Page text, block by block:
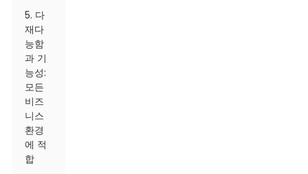
5. 다
재다
능함
과 기
능성:
모든
비즈
니스
환경
에 적
합